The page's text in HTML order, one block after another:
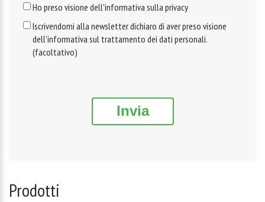
Ho preso visione dell'informativa sulla privacy
Iscrivendomi alla newsletter dichiaro di aver preso visione
dell'informativa sul trattamento dei dati personali.
(facoltativo)
Invia
Prodotti